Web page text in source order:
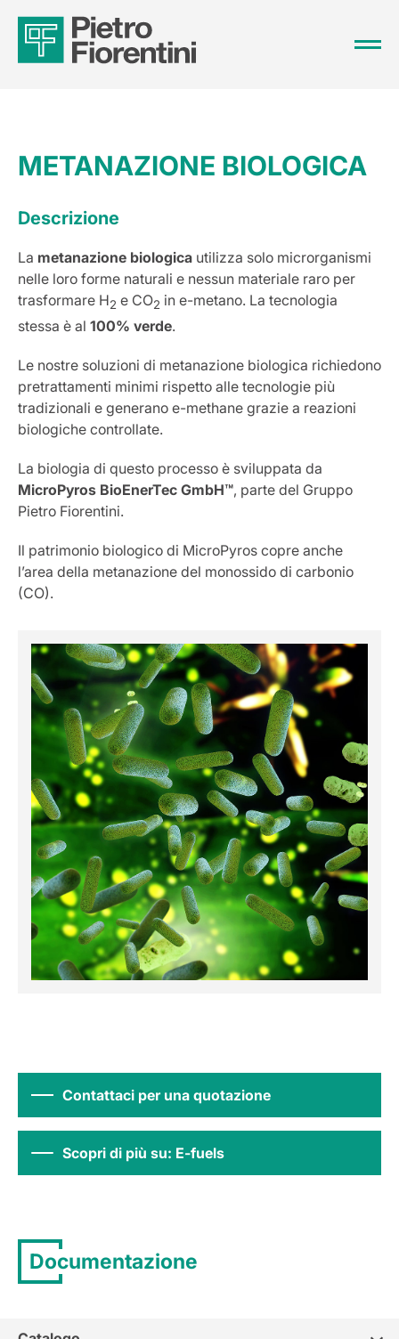
METANAZIONE BIOLOGICA
Descrizione
La metanazione biologica utilizza solo microrganismi
nelle loro forme naturali e nessun materiale raro per
trasformare H2 e CO2 in e-metano. La tecnologia
stessa è al 100% verde.
Le nostre soluzioni di metanazione biologica richiedono
pretrattamenti minimi rispetto alle tecnologie più
tradizionali e generano e-methane grazie a reazioni
biologiche controllate.
La biologia di questo processo è sviluppata da
MicroPyros BioEnerTec GmbH™, parte del Gruppo
Pietro Fiorentini.
Il patrimonio biologico di MicroPyros copre anche
l’area della metanazione del monossido di carbonio
(CO).
Contattaci per una quotazione
Scopri di più su: E-fuels
Documentazione